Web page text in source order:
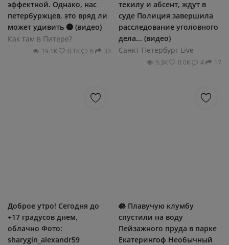
эффектной. Однако, нас
петербуржцев, это вряд ли
может удивить 🌚 (видео)
Как там в Питере?
19.1К 0.1К 6 33
текилу и абсент, ждут в
суде Полиция завершила
расследование уголовного
дела... (видео)
Санкт-Петербург Live
9.3К 0.0К 4 17
Доброе утро! Сегодня до
+17 градусов днем,
облачно Фото:
sharygin_alexandr59
🪷 Плавучую клумбу
спустили на воду
Пейзажного пруда в парке
Екатерингоф Необычный